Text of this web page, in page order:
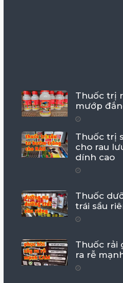
Thuốc trị
mướp
Thuốc trị
cho rau
dính cao
Thuốc
trái sầu
Thuốc rải
ra rễ